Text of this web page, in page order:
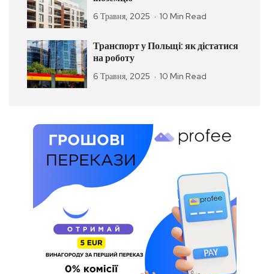
6 Травня, 2025 10 Min Read
Транспорт у Польщі: як дістатися
на роботу
6 Травня, 2025 10 Min Read